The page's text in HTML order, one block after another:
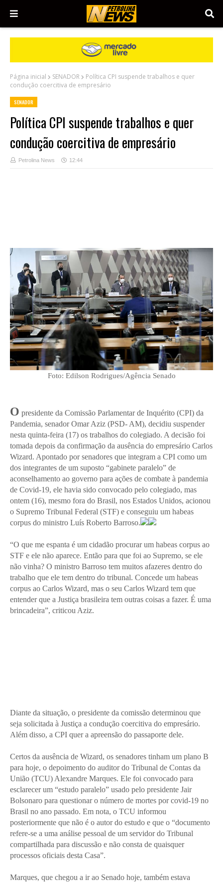
Página inicial SENADOR
Política CPI suspende trabalhos e quer
condução coercitiva de empresário
SENADOR
Política CPI suspende trabalhos e quer
condução coercitiva de empresário
Petrolina News 12:44
Foto: Edilson Rodrigues/Agência Senado
O presidente da Comissão Parlamentar de Inquérito (CPI) da
Pandemia, senador Omar Aziz (PSD- AM), decidiu suspender
nesta quinta-feira (17) os trabalhos do colegiado. A decisão foi
tomada depois da confirmação da ausência do empresário Carlos
Wizard. Apontado por senadores que integram a CPI como um
dos integrantes de um suposto “gabinete paralelo” de
aconselhamento ao governo para ações de combate à pandemia
de Covid-19, ele havia sido convocado pelo colegiado, mas
ontem (16), mesmo fora do Brasil, nos Estados Unidos, acionou
o Supremo Tribunal Federal (STF) e conseguiu um habeas
corpus do ministro Luís Roberto Barroso.
“O que me espanta é um cidadão procurar um habeas corpus ao
STF e ele não aparece. Então para que foi ao Supremo, se ele
não vinha? O ministro Barroso tem muitos afazeres dentro do
trabalho que ele tem dentro do tribunal. Concede um habeas
corpus ao Carlos Wizard, mas o seu Carlos Wizard tem que
entender que a Justiça brasileira tem outras coisas a fazer. É uma
brincadeira”, criticou Aziz.
Diante da situação, o presidente da comissão determinou que
seja solicitada à Justiça a condução coercitiva do empresário.
Além disso, a CPI quer a apreensão do passaporte dele.
Certos da ausência de Wizard, os senadores tinham um plano B
para hoje, o depoimento do auditor do Tribunal de Contas da
União (TCU) Alexandre Marques. Ele foi convocado para
esclarecer um “estudo paralelo” usado pelo presidente Jair
Bolsonaro para questionar o número de mortes por covid-19 no
Brasil no ano passado. Em nota, o TCU informou
posteriormente que não é o autor do estudo e que o “documento
refere-se a uma análise pessoal de um servidor do Tribunal
compartilhada para discussão e não consta de quaisquer
processos oficiais desta Casa”.
Marques, que chegou a ir ao Senado hoje, também estava